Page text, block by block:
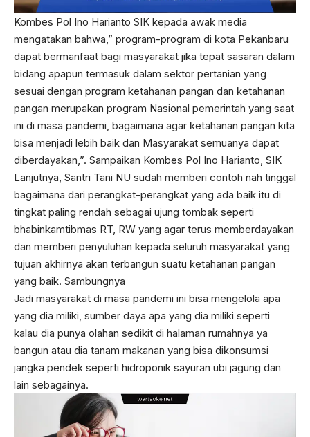
Kombes Pol Ino Harianto SIK kepada awak media
mengatakan bahwa,” program-program di kota Pekanbaru
dapat bermanfaat bagi masyarakat jika tepat sasaran dalam
bidang apapun termasuk dalam sektor pertanian yang
sesuai dengan program ketahanan pangan dan ketahanan
pangan merupakan program Nasional pemerintah yang saat
ini di masa pandemi, bagaimana agar ketahanan pangan kita
bisa menjadi lebih baik dan Masyarakat semuanya dapat
diberdayakan,”. Sampaikan Kombes Pol Ino Harianto, SIK
Lanjutnya, Santri Tani NU sudah memberi contoh nah tinggal
bagaimana dari perangkat-perangkat yang ada baik itu di
tingkat paling rendah sebagai ujung tombak seperti
bhabinkamtibmas RT, RW yang agar terus memberdayakan
dan memberi penyuluhan kepada seluruh masyarakat yang
tujuan akhirnya akan terbangun suatu ketahanan pangan
yang baik. Sambungnya
Jadi masyarakat di masa pandemi ini bisa mengelola apa
yang dia miliki, sumber daya apa yang dia miliki seperti
kalau dia punya olahan sedikit di halaman rumahnya ya
bangun atau dia tanam makanan yang bisa dikonsumsi
jangka pendek seperti hidroponik sayuran ubi jagung dan
lain sebagainya.